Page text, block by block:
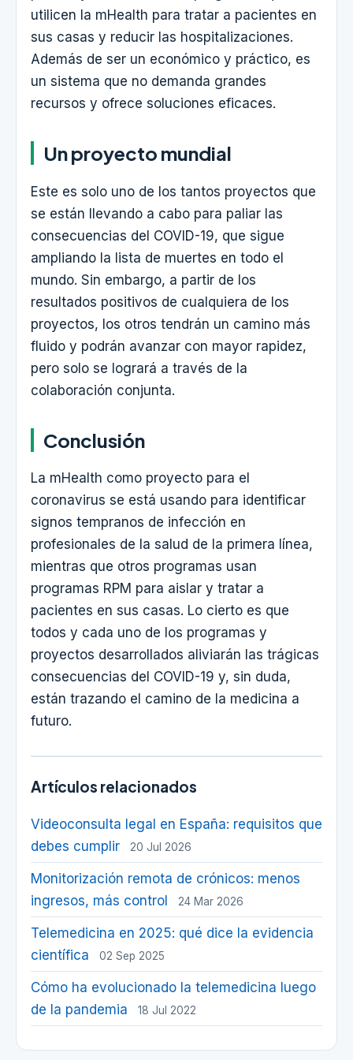
utilicen la mHealth para tratar a pacientes en
sus casas y reducir las hospitalizaciones.
Además de ser un económico y práctico, es
un sistema que no demanda grandes
recursos y ofrece soluciones eficaces.
Un proyecto mundial
Este es solo uno de los tantos proyectos que
se están llevando a cabo para paliar las
consecuencias del COVID-19, que sigue
ampliando la lista de muertes en todo el
mundo. Sin embargo, a partir de los
resultados positivos de cualquiera de los
proyectos, los otros tendrán un camino más
fluido y podrán avanzar con mayor rapidez,
pero solo se logrará a través de la
colaboración conjunta.
Conclusión
La mHealth como proyecto para el
coronavirus se está usando para identificar
signos tempranos de infección en
profesionales de la salud de la primera línea,
mientras que otros programas usan
programas RPM para aislar y tratar a
pacientes en sus casas. Lo cierto es que
todos y cada uno de los programas y
proyectos desarrollados aliviarán las trágicas
consecuencias del COVID-19 y, sin duda,
están trazando el camino de la medicina a
futuro.
Artículos relacionados
Videoconsulta legal en España: requisitos que
debes cumplir
20 Jul 2026
Monitorización remota de crónicos: menos
ingresos, más control
24 Mar 2026
Telemedicina en 2025: qué dice la evidencia
científica
02 Sep 2025
Cómo ha evolucionado la telemedicina luego
de la pandemia
18 Jul 2022